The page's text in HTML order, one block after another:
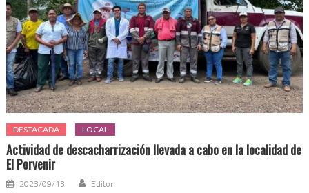
DESTACADA LOCAL
Actividad de descacharrización llevada a cabo en la localidad de
El Porvenir
2023/09/13 Editor